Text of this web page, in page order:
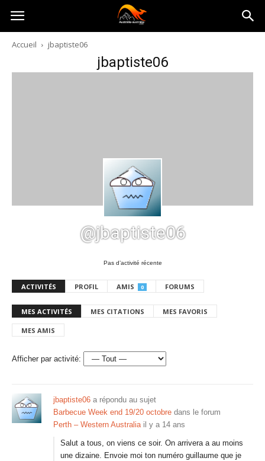
Australia-
australie.com
Accueil jbaptiste06
jbaptiste06
@jbaptiste06
Pas d’activité récente
ACTIVITÉS PROFIL AMIS 0 FORUMS
MES ACTIVITÉS MES CITATIONS MES FAVORIS
MES AMIS
Afficher par activité:
jbaptiste06 a répondu au sujet
Barbecue Week end 19/20 octobre dans le forum
Perth – Western Australia il y a 14 ans
Salut a tous, on viens ce soir. On arrivera a au moins
une dizaine. Envoie moi ton numéro guillaume que je